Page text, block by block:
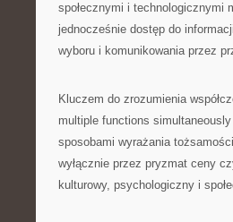
społecznymi i technologicznymi
jednocześnie dostęp do
wyboru i komunikowania przez
Kluczem do zrozumienia
multiple functions
sposobami wyrażania
wyłącznie przez pryzmat ceny
kulturowy, psychologiczny i